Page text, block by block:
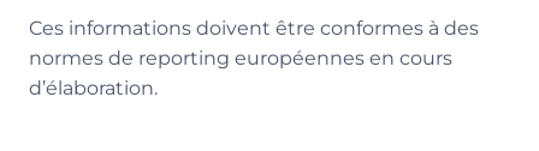
Ces informations doivent être conformes à des
normes de reporting européennes en cours
d’élaboration.